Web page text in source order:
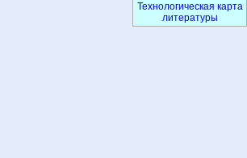
Технологическая карта
литературы